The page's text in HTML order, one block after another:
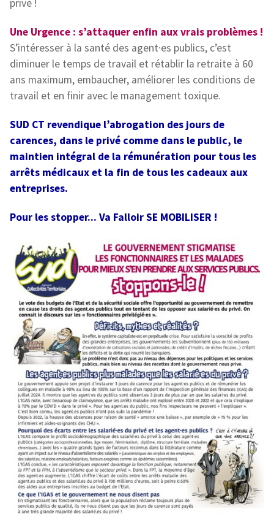
privé !
Une Urgence : s’attaquer enfin aux vrais problèmes !
S’intéresser à la santé des agent·es publics, c’est
diminuer le temps de travail et rétablir la retraite à 60
ans maximum, embaucher, améliorer les conditions de
travail et en finir avec le management toxique.
SUD CT revendique l’abrogation des jours de
carences, dans le privé comme dans le public, le
maintien intégral de la rémunération pour tous les
arrêts médicaux et la fin de tous les cadeaux aux
entreprises.
Pour les stopper... Va Falloir SE MOBILISER !